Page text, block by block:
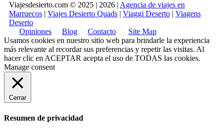
Viajesdesierto.com © 2025 | 2026 | Agencia de viajes en
Marruecos | Viajes Desierto Quads | Viaggi Deserto | Viagens
Deserto
Opiniones
Blog Contacto
Site Map
Usamos cookies en nuestro sitio web para brindarle la experiencia
más relevante al recordar sus preferencias y repetir las visitas. Al
hacer clic en ACEPTAR acepta el uso de TODAS las cookies.
Manage consent
Cerrar
Resumen de privacidad